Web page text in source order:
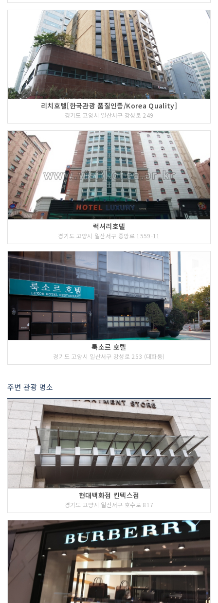
리치호텔[한국관광 품질인증/Korea Quality]
경기도 고양시 일산서구 강성로 249
럭셔리호텔
경기도 고양시 일산서구 중앙로 1559-11
룩소르 호텔
경기도 고양시 일산서구 강성로 253 (대화동)
주변 관광 명소
현대백화점 킨텍스점
경기도 고양시 일산서구 호수로 817